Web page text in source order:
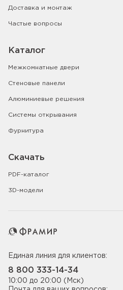
Доставка и монтаж
Частые вопросы
Каталог
Межкомнатные двери
Стеновые панели
Алюминиевые решения
Системы открывания
Фурнитура
Скачать
PDF-каталог
3D-модели
Единая линия для клиентов:
8 800 333-14-34
10:00 до 20:00 (Мск)